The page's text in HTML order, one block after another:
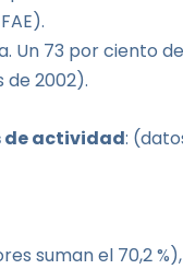
Un 73 por ciento
de 2002).
de actividad:
suman el 70,2 %),